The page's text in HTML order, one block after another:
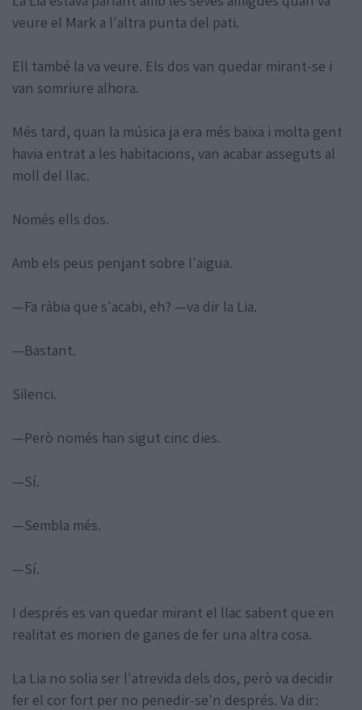
veure el Mark a l'altra punta del pati.
Ell també la va veure. Els dos van quedar mirant-se i
van somriure alhora.
Més tard, quan la música ja era més baixa i molta gent
havia entrat a les habitacions, van acabar asseguts al
moll del llac.
Només ells dos.
Amb els peus penjant sobre l'aigua.
—Fa ràbia que s'acabi, eh? —va dir la Lia.
—Bastant.
Silenci.
—Però només han sigut cinc dies.
—Sí.
—Sembla més.
—Sí.
I després es van quedar mirant el llac sabent que en
realitat es morien de ganes de fer una altra cosa.
La Lia no solia ser l'atrevida dels dos, però va decidir
fer el cor fort per no penedir-se'n després. Va dir: